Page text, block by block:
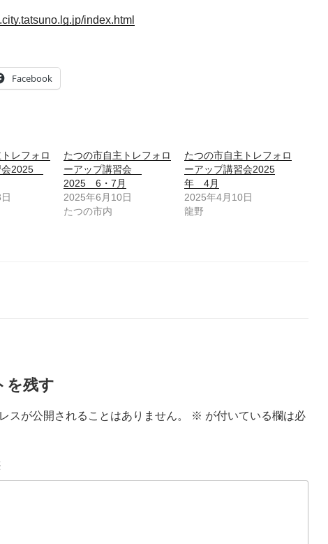
index.html
Facebook
レフォロ
会2025
たつの市自主トレフォロ
ーアップ講習会
2025 6・7月
2025年6月10日
たつの市内
たつの市自主トレフォロ
ーアップ講習会2025
年 4月
2025年4月10日
龍野
を残す
スが公開されることはありません。 ※ が付いている欄は必